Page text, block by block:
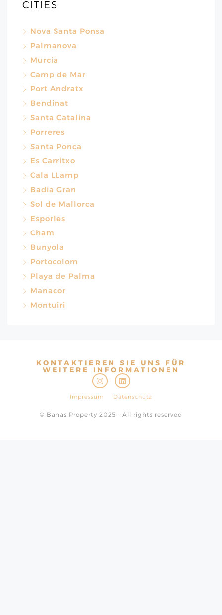
CITIES
Nova Santa Ponsa
Palmanova
Murcia
Camp de Mar
Port Andratx
Bendinat
Santa Catalina
Porreres
Santa Ponca
Es Carritxo
Cala LLamp
Badia Gran
Sol de Mallorca
Esporles
Cham
Bunyola
Portocolom
Playa de Palma
Manacor
Montuiri
KONTAKTIEREN SIE UNS FÜR
WEITERE INFORMATIONEN
Impressum Datenschutz
© Banas Property 2025 - All rights reserved